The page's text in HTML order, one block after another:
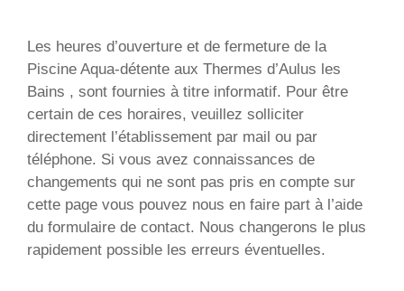
Les heures d’ouverture et de fermeture de la
Piscine Aqua-détente aux Thermes d’Aulus les
Bains , sont fournies à titre informatif. Pour être
certain de ces horaires, veuillez solliciter
directement l’établissement par mail ou par
téléphone. Si vous avez connaissances de
changements qui ne sont pas pris en compte sur
cette page vous pouvez nous en faire part à l’aide
du formulaire de contact. Nous changerons le plus
rapidement possible les erreurs éventuelles.